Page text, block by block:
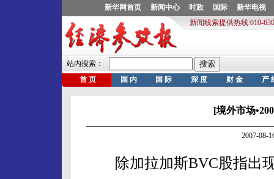
[境外市场
2007-08-
除加拉加斯BVC股指出现